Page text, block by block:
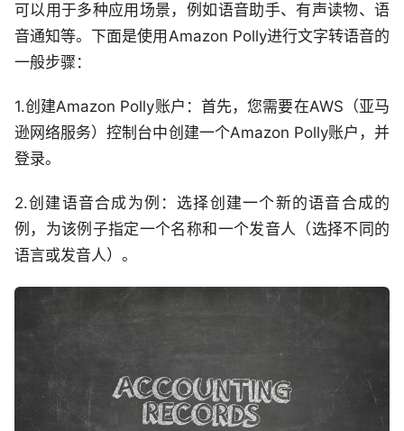
可以用于多种应用场景，例如语音助手、有声读物、语
音通知等。下面是使用Amazon Polly进行文字转语音的
一般步骤：
1.创建Amazon Polly账户：首先，您需要在AWS（亚马
逊网络服务）控制台中创建一个Amazon Polly账户，并
登录。
2.创建语音合成为例：选择创建一个新的语音合成的
例，为该例子指定一个名称和一个发音人（选择不同的
语言或发音人）。